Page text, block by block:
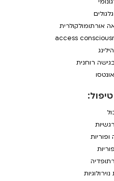
ופוריות
אורתומולקולרית
רוחנית